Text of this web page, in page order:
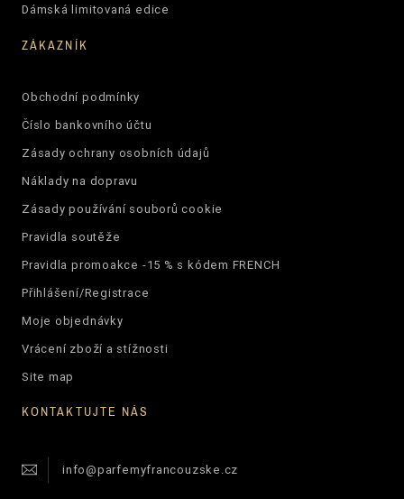
Dámská limitovaná edice
ZÁKAZNÍK
Obchodní podmínky
Číslo bankovního účtu
Zásady ochrany osobních údajů
Náklady na dopravu
Zásady používání souborů cookie
Pravidla soutěže
Pravidla promoakce -15 % s kódem FRENCH
Přihlášení/Registrace
Moje objednávky
Vrácení zboží a stížnosti
Site map
KONTAKTUJTE NÁS
info@parfemyfrancouzske.cz